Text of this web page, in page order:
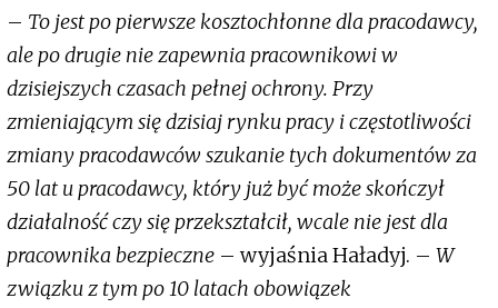
– To jest po pierwsze kosztochłonne dla pracodawcy,
ale po drugie nie zapewnia pracownikowi w
dzisiejszych czasach pełnej ochrony. Przy
zmieniającym się dzisiaj rynku pracy i częstotliwości
zmiany pracodawców szukanie tych dokumentów za
50 lat u pracodawcy, który już być może skończył
działalność czy się przekształcił, wcale nie jest dla
pracownika bezpieczne – wyjaśnia Haładyj. – W
związku z tym po 10 latach obowiązek